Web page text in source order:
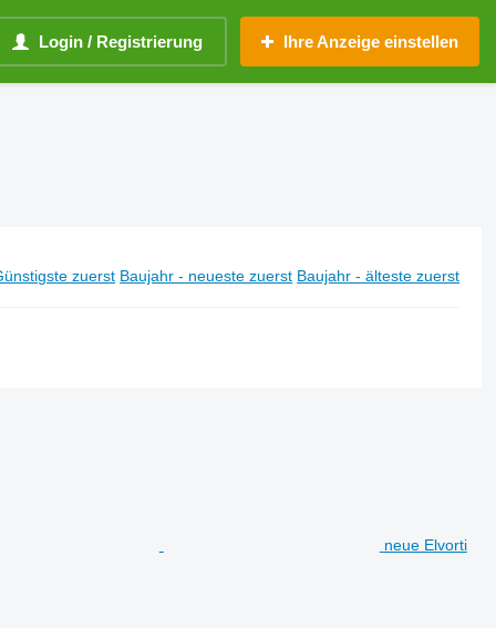
Login / Registrierung Ihre Anzeige einstellen
zuerst Baujahr - neueste zuerst Baujahr - älteste zuerst
neue Elvorti